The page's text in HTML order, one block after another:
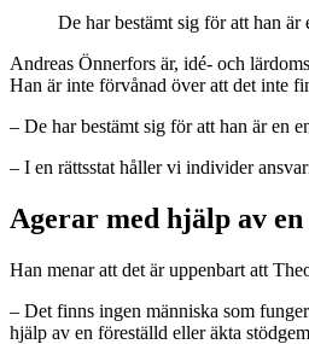
De har bestämt sig för att han är
Andreas Önnerfors är, idé- och
Han är inte förvånad över att det inte
– De har bestämt sig för att han är en
– I en rättsstat håller vi individer
Agerar med hjälp av en
Han menar att det är uppenbart att
– Det finns ingen människa som
hjälp av en föreställd eller äkta